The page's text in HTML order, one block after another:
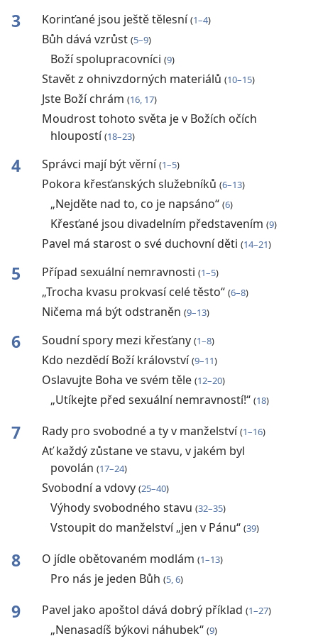
3 Korinťané jsou ještě tělesní(1–4)
Bůh dává vzrůst (5–9)
Boží spolupracovníci (9)
Stavět z ohnivzdorných materiálů (10–15)
Jste Boží chrám (16, 17)
Moudrost tohoto světa je v Božích očích
hloupostí(18–23)
4 Správci mají být věrní(1–5)
Pokora křesťanských služebníků (6–13)
„Nejděte nad to, co je napsáno“ (6)
Křesťané jsou divadelním představením (9)
Pavel má starost o své duchovní děti (14–21)
5 Případ sexuální nemravnosti (1–5)
„Trocha kvasu prokvasí celé těsto“ (6–8)
Ničema má být odstraněn (9–13)
6 Soudní spory mezi křesťany (1–8)
Kdo nezdědí Boží království(9–11)
Oslavujte Boha ve svém těle (12–20)
„Utíkejte před sexuální nemravností!“ (18)
7 Rady pro svobodné a ty v manželství(1–16)
Ať každý zůstane ve stavu, v jakém byl
povolán (17–24)
Svobodní a vdovy (25–40)
Výhody svobodného stavu (32–35)
Vstoupit do manželství „jen v Pánu“ (39)
8 O jídle obětovaném modlám (1–13)
Pro nás je jeden Bůh (5, 6)
9 Pavel jako apoštol dává dobrý příklad (1–27)
„Nenasadíš býkovi náhubek“ (9)